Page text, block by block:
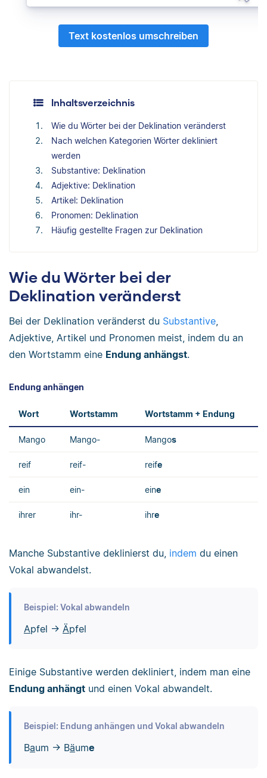
Text kostenlos umschreiben
Inhaltsverzeichnis
Wie du Wörter bei der Deklination veränderst
Nach welchen Kategorien Wörter dekliniert
werden
Substantive: Deklination
Adjektive: Deklination
Artikel: Deklination
Pronomen: Deklination
Häufig gestellte Fragen zur Deklination
Wie du Wörter bei der
Deklination veränderst
Bei der Deklination veränderst du Substantive
Adjektive, Artikel und Pronomen meist, indem du an
den Wortstamm eine Endung anhängst.
Endung anhängen
Wort Wortstamm Wortstamm + Endung
Mango Mango- Mangos
reif reif- reife
ein ein- eine
ihrer ihr- ihre
Manche Substantive deklinierst du, indem du einen
Vokal abwandelst.
Beispiel: Vokal abwandeln
Apfel → Äpfel
Einige Substantive werden dekliniert, indem man eine
Endung anhängt und einen Vokal abwandelt.
Beispiel: Endung anhängen und Vokal abwandeln
Baum → Bäume